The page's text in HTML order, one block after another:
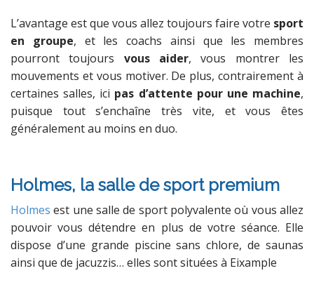
L’avantage est que vous allez toujours faire votre sport
en groupe, et les coachs ainsi que les membres
pourront toujours vous aider, vous montrer les
mouvements et vous motiver. De plus, contrairement à
certaines salles, ici pas d’attente pour une machine,
puisque tout s’enchaîne très vite, et vous êtes
généralement au moins en duo.
Holmes, la salle de sport premium
Holmes est une salle de sport polyvalente où vous allez
pouvoir vous détendre en plus de votre séance. Elle
dispose d’une grande piscine sans chlore, de saunas
ainsi que de jacuzzis… elles sont situées à Eixample